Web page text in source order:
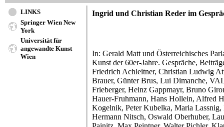
LINKS
Springer Wien New
York
Universität für
angewandte Kunst
Wien
Ingrid und Christian Reder im
In: Gerald Matt und Österreichisches
Kunst der 60er-Jahre. Gespräche,
Friedrich Achleitner, Christian Ludwig
Brauer, Günter Brus, Lui Dimanche,
Frieberger, Heinz Gappmayr, Bruno
Hauer-Fruhmann, Hans Hollein, Alfred
Kogelnik, Peter Kubelka, Maria
Hermann Nitsch, Oswald Oberhuber,